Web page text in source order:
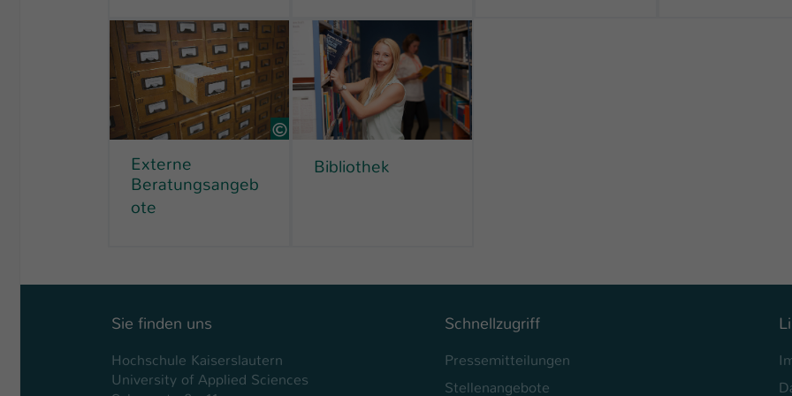
7748526 Colourbox Foto
Externe
Beratungsangeb
ote
Bibliothek
Sie finden uns
Hochschule Kaiserslautern
University of Applied Sciences
Schnellzugriff
Pressemitteilungen
Stellenangebote